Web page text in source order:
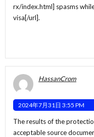
rx/index.html] spasms
visa[/url].
HassanCrom
2024年7月31日 3:55 PM
The results of the
acceptable source